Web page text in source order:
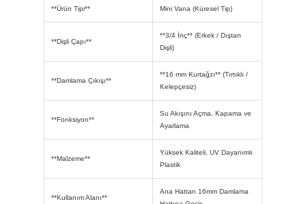
**Ürün Tipi** Mini Vana (Küresel Tip)
**Dişli Çapı**
**3/4 İnç** (Erkek / Dıştan
Dişli)
**Damlama Çıkışı**
**16 mm Kurtağzı** (Tırtıklı /
Kelepçesiz)
**Fonksiyon**
Su Akışını Açma, Kapama ve
Ayarlama
**Malzeme**
Yüksek Kaliteli, UV Dayanımlı
Plastik
**Kullanım Alanı**
Ana Hattan 16mm Damlama